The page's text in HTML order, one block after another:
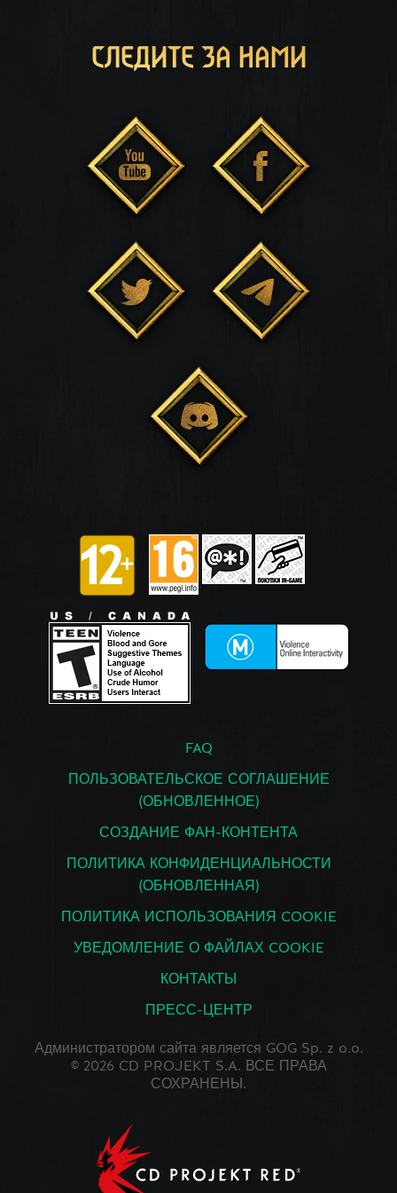
СЛЕДИТЕ ЗА НАМИ
FAQ
ПОЛЬЗОВАТЕЛЬСКОЕ СОГЛАШЕНИЕ
(ОБНОВЛЕННОЕ)
СОЗДАНИЕ ФАН-КОНТЕНТА
ПОЛИТИКА КОНФИДЕНЦИАЛЬНОСТИ
(ОБНОВЛЕННАЯ)
ПОЛИТИКА ИСПОЛЬЗОВАНИЯ COOKIE
УВЕДОМЛЕНИЕ О ФАЙЛАХ COOKIE
КОНТАКТЫ
ПРЕСС-ЦЕНТР
Администратором сайта является GOG Sp. z o.o.
© 2026 CD PROJEKT S.A. ВСЕ ПРАВА
СОХРАНЕНЫ.